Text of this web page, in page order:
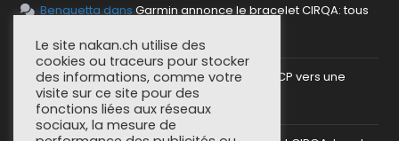
Benguetta dansGarmin annonce le bracelet CIRQA: tous
les détails
anthodansMettre en place un serveur MCP vers une
plateforme sportive
Le site nakan.ch utilise des
cookies ou traceurs pour stocker
des informations, comme votre
visite sur ce site pour des
fonctions liées aux réseaux
sociaux, la mesure de